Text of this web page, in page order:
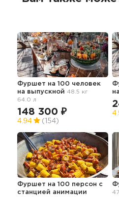
Фуршет на 100 человек
на выпускной 48.5 кг
64.0 л
148 300 ₽
4.94 (154)
Фуршет на 100 персон с
станцией анимации